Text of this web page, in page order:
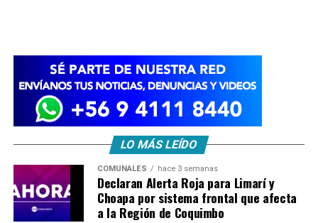
LO MÁS LEÍDO
COMUNALES hace 3 semanas
Declaran Alerta Roja para Limarí y
Choapa por sistema frontal que afecta
a la Región de Coquimbo